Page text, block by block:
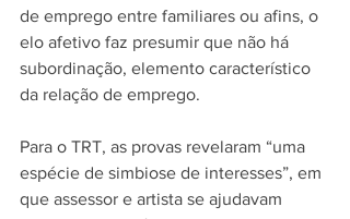
de emprego entre familiares ou afins, o
elo afetivo faz presumir que não há
subordinação, elemento característico
da relação de emprego.
Para o TRT, as provas revelaram “uma
espécie de simbiose de interesses”, em
que assessor e artista se ajudavam